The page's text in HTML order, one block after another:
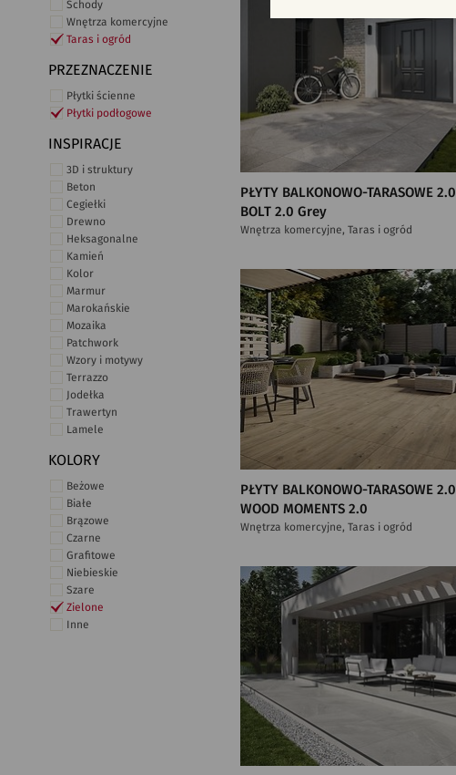
Schody
Wnętrza komercyjne
Taras i ogród
PRZEZNACZENIE
Płytki ścienne
Płytki podłogowe
INSPIRACJE
3D i struktury
Beton
Cegiełki
Drewno
Heksagonalne
Kamień
Kolor
Marmur
Marokańskie
Mozaika
Patchwork
Wzory i motywy
Terrazzo
Jodełka
Trawertyn
Lamele
KOLORY
Beżowe
Białe
Brązowe
Czarne
Grafitowe
Niebieskie
Szare
Zielone
Inne
PŁYTY BALKONOWO-TARASOWE 2.0
BOLT 2.0 Grey
Wnętrza komercyjne, Taras i ogród
PŁYTY BALKONOWO-TARASOWE 2.0
WOOD MOMENTS 2.0
Wnętrza komercyjne, Taras i ogród